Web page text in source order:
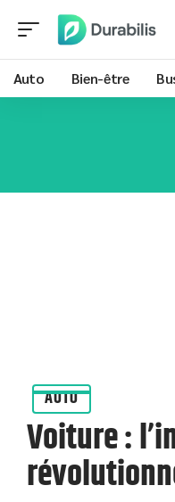
Auto Bien-être
AUTO
Voiture :